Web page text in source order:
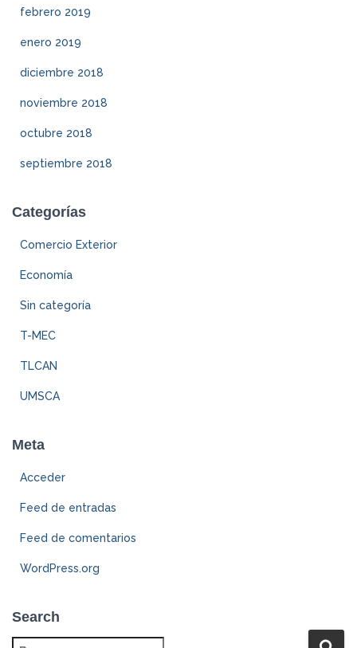
febrero 2019
enero 2019
diciembre 2018
noviembre 2018
octubre 2018
septiembre 2018
Categorías
Comercio Exterior
Economía
Sin categoría
T-MEC
TLCAN
UMSCA
Meta
Acceder
Feed de entradas
Feed de comentarios
WordPress.org
Search